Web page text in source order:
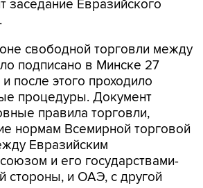
свободной торговли между
после этого проходило
процедуры. Документ
правила торговли,
нормам Всемирной торговой
Евразийским
и его государствами-
стороны, и ОАЭ, с другой
дополнительную
в отношении более